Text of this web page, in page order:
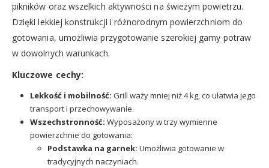
pikników oraz wszelkich aktywności na świeżym powietrzu.
Dzięki lekkiej konstrukcji i różnorodnym powierzchniom do
gotowania, umożliwia przygotowanie szerokiej gamy potraw
w dowolnych warunkach.
Kluczowe cechy:
Lekkość i mobilność: Grill waży mniej niż 4 kg, co ułatwia jego
transport i przechowywanie.
Wszechstronność: Wyposażony w trzy wymienne
powierzchnie do gotowania:
Podstawka na garnek: Umożliwia gotowanie w
tradycyjnych naczyniach.